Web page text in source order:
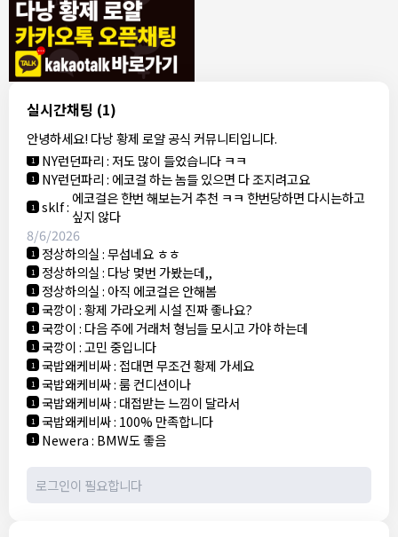
실시간채팅 (1)
안녕하세요! 다낭 황제 로얄 공식 커뮤니티입니다.
8/4/2026
1 모기한테물림:여기도 문의해보면 바로 알려줌
1 모기한테물림:정찰가보다 쌀수 없음
1 결혼안해:ㄹㅇ 팩트 ㅋㅋㅋㅋ
1 결혼안해:ㄹㅇ 팩트 ㅋㅋㅋㅋ
8/5/2026
NY런던파리 :다낭 에코걸 여기서 예약 가능한가요?
1 3군:에코걸 좀 조심 하는게 좋음
1 NY런던파리:저도 많이 들었습니다 ㅋㅋ
1 NY런던파리: 에코걸 하는 놈들 있으면 다 조지려고요
1 sklf: 에코걸은 한번 해보는거 추천 ㅋㅋ 한번당하면 다시는하고
싶지 않다
8/6/2026
1 정상하의실:무섭네요 ㅎㅎ
1 정상하의실: 다낭 몇번 가봤는데,,
1 정상하의실: 아직 에코걸은 안해봄
1 국깡이:황제 가라오케 시설 진짜 좋나요?
1 국깡이: 다음 주에 거래처 형님들 모시고 가야 하는데
1 국깡이:고민 중입니다
1 국밥왜케비싸: 접대면 무조건 황제 가세요
1 국밥왜케비싸:룸 컨디션이나
1 국밥왜케비싸: 대접받는 느낌이 달라서
1 국밥왜케비싸: 100% 만족합니다
1 Newera: BMW도 좋음